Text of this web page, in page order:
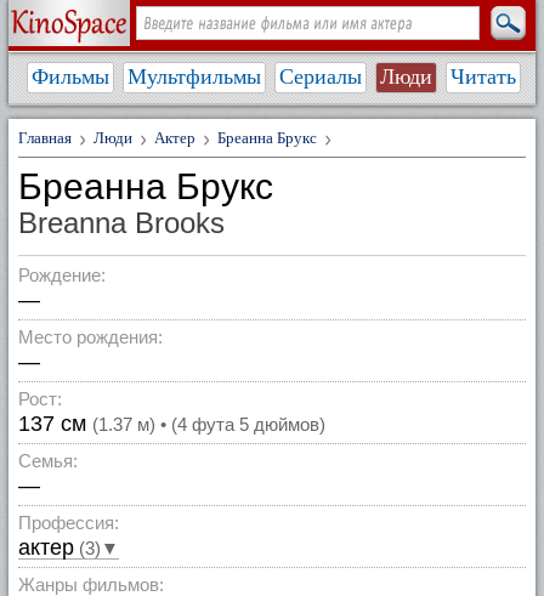
Фильмы Мультфильмы Сериалы Люди Читать
Главная Люди Актер Бреанна Брукс
Бреанна Брукс
Breanna Brooks
Рождение:
—
Место рождения:
—
Рост:
137 см (1.37 м) • (4 фута 5 дюймов)
Семья:
—
Профессия:
актер (3)▼
Жанры фильмов: